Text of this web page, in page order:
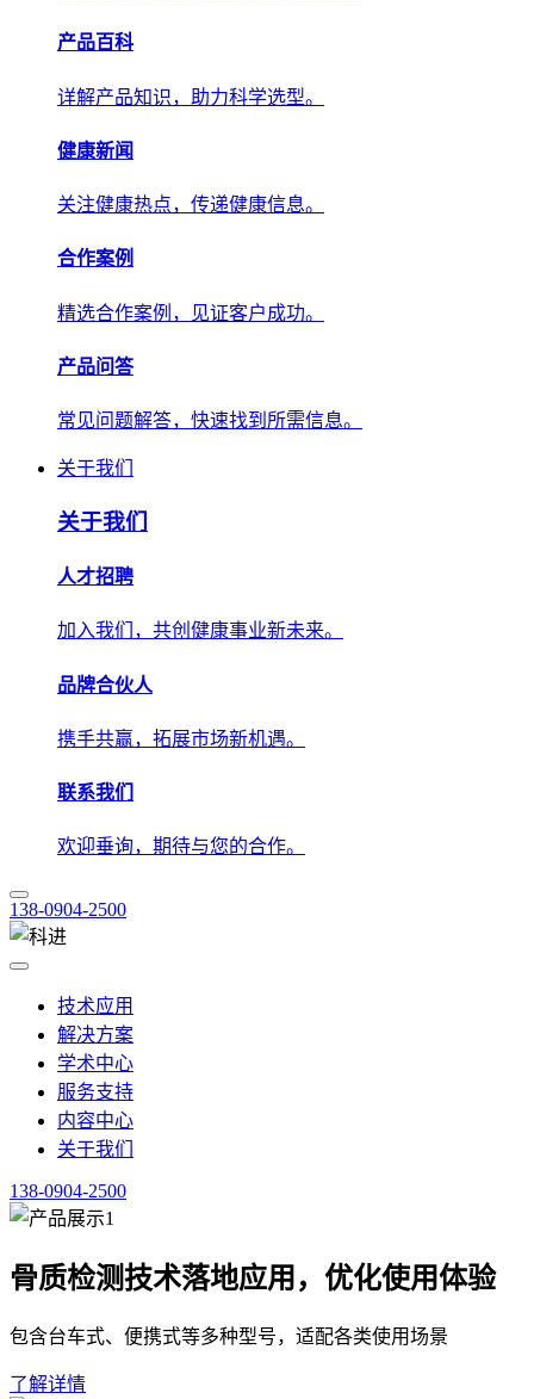
产品百科
详解产品知识，助力科学选型。
健康新闻
关注健康热点，传递健康信息。
合作案例
精选合作案例，见证客户成功。
产品问答
常见问题解答，快速找到所需信息。
关于我们
关于我们
人才招聘
加入我们，共创健康事业新未来。
品牌合伙人
携手共赢，拓展市场新机遇。
联系我们
欢迎垂询，期待与您的合作。
138-0904-2500
技术应用
解决方案
学术中心
服务支持
内容中心
关于我们
138-0904-2500
骨质检测技术落地应用，优化使用体验
包含台车式、便携式等多种型号，适配各类使用场景
了解详情